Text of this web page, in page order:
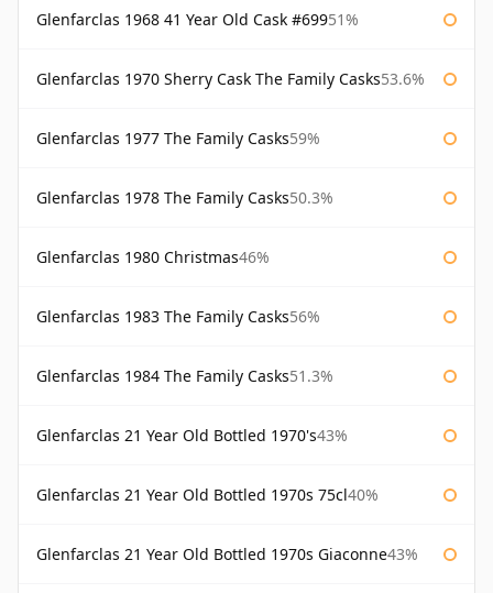
Glenfarclas 1968 41 Year Old Cask #69951%
Glenfarclas 1970 Sherry Cask The Family Casks53.6%
Glenfarclas 1977 The Family Casks59%
Glenfarclas 1978 The Family Casks50.3%
Glenfarclas 1980 Christmas46%
Glenfarclas 1983 The Family Casks56%
Glenfarclas 1984 The Family Casks51.3%
Glenfarclas 21 Year Old Bottled 1970's43%
Glenfarclas 21 Year Old Bottled 1970s 75cl40%
Glenfarclas 21 Year Old Bottled 1970s Giaconne43%